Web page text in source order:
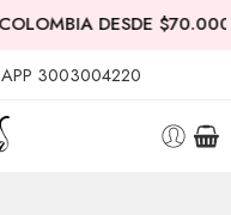
DESDE $70.000
3003004220